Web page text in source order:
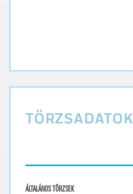
TÖRZSADATOK
ÁLTALÁNOS TÖRZSEK